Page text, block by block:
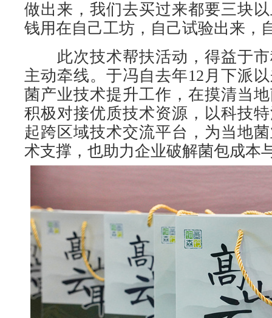
做出来，我们去买过来都要三块
钱用在自己工坊，自己试验出来，
此次技术帮扶活动，得益于市
主动牵线。于冯自去年12月下派
菌产业技术提升工作，在摸清当
积极对接优质技术资源，以科技
起跨区域技术交流平台，为当地
术支撑，也助力企业破解菌包成本